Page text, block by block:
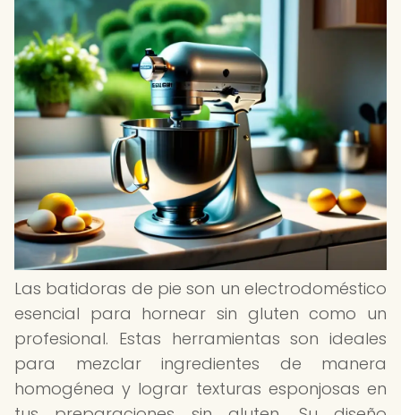
Las batidoras de pie son un electrodoméstico
esencial para hornear sin gluten como un
profesional. Estas herramientas son ideales
para mezclar ingredientes de manera
homogénea y lograr texturas esponjosas en